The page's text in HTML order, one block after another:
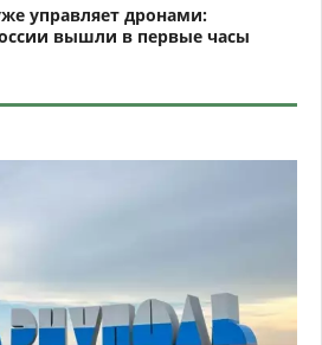
управляет дронами:
вышли в первые часы